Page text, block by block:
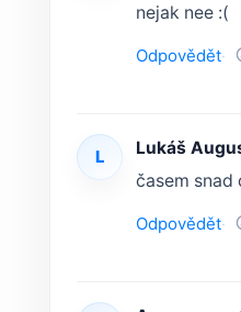
nejak nee :(
Odpovědět·
L Lukáš
časem snad
Odpovědět·